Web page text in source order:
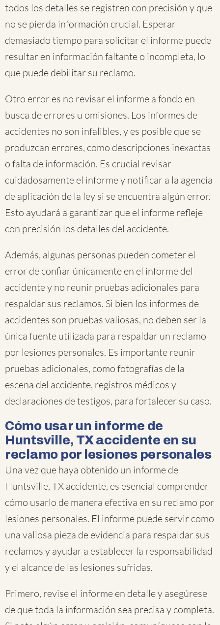
todos los detalles se registren con precisión y que
no se pierda información crucial. Esperar
demasiado tiempo para solicitar el informe puede
resultar en información faltante o incompleta, lo
que puede debilitar su reclamo.
Otro error es no revisar el informe a fondo en
busca de errores u omisiones. Los informes de
accidentes no son infalibles, y es posible que se
produzcan errores, como descripciones inexactas
o falta de información. Es crucial revisar
cuidadosamente el informe y notificar a la agencia
de aplicación de la ley si se encuentra algún error.
Esto ayudará a garantizar que el informe refleje
con precisión los detalles del accidente.
Además, algunas personas pueden cometer el
error de confiar únicamente en el informe del
accidente y no reunir pruebas adicionales para
respaldar sus reclamos. Si bien los informes de
accidentes son pruebas valiosas, no deben ser la
única fuente utilizada para respaldar un reclamo
por lesiones personales. Es importante reunir
pruebas adicionales, como fotografías de la
escena del accidente, registros médicos y
declaraciones de testigos, para fortalecer su caso.
Cómo usar un informe de
Huntsville, TX accidente en su
reclamo por lesiones personales
Una vez que haya obtenido un informe de
Huntsville, TX accidente, es esencial comprender
cómo usarlo de manera efectiva en su reclamo por
lesiones personales. El informe puede servir como
una valiosa pieza de evidencia para respaldar sus
reclamos y ayudar a establecer la responsabilidad
y el alcance de las lesiones sufridas.
Primero, revise el informe en detalle y asegúrese
de que toda la información sea precisa y completa.